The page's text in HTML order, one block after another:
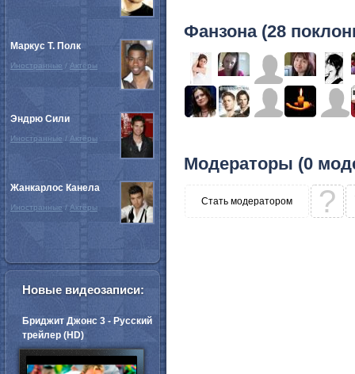
Фанзона (28
Модераторы (0
Стать модератором ?
Маркус Т. Полк
Иностранные / Актёры
Эндрю Сили
Иностранные / Актёры
Жанкарлос Канела
Иностранные / Актёры
Новые видеозаписи:
Бриджит Джонс 3 - Русский
трейлер (HD)